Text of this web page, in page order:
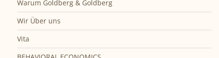
Warum Goldberg & Goldberg
Wir Über uns
Vita